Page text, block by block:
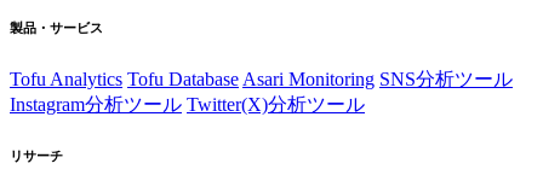
製品・サービス
Tofu Analytics Tofu Database Asari Monitoring SNS分析ツール
Instagram分析ツール Twitter(X)分析ツール
リサーチ